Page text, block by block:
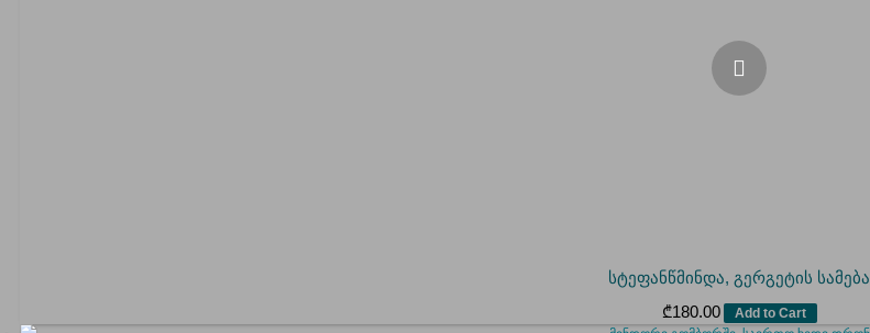
სტეფანწმინდა, გერგეტის სამება
₾180.00 Add to Cart